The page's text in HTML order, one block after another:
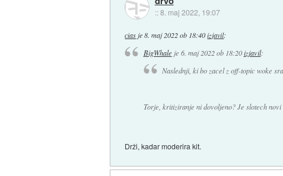
::8. maj 2022, 19:07
cias je8. maj 2022 ob 18:40 izjavil:
BigWhale je 6. maj 2022 ob 18:20 izjavil:
Naslednji, ki bo zacel z off-topic woke
Torje, kritiziranje ni dovoljeno? Je slotech novi
Drži, kadar moderira kit.